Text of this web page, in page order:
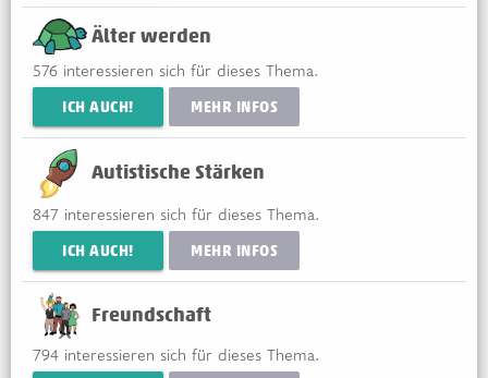
Älter werden
576 interessieren sich für dieses Thema.
ICH AUCH! MEHR INFOS
Autistische Stärken
847 interessieren sich für dieses Thema.
ICH AUCH! MEHR INFOS
Freundschaft
794 interessieren sich für dieses Thema.